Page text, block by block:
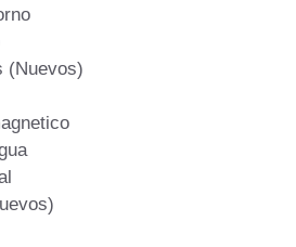
(Nuevos)